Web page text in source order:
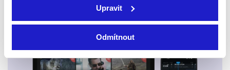
Upravit
Odmítnout
Smart TV - Android, Google, Samsung, LG, VIDAA